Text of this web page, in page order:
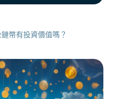
幣有投資價值嗎？